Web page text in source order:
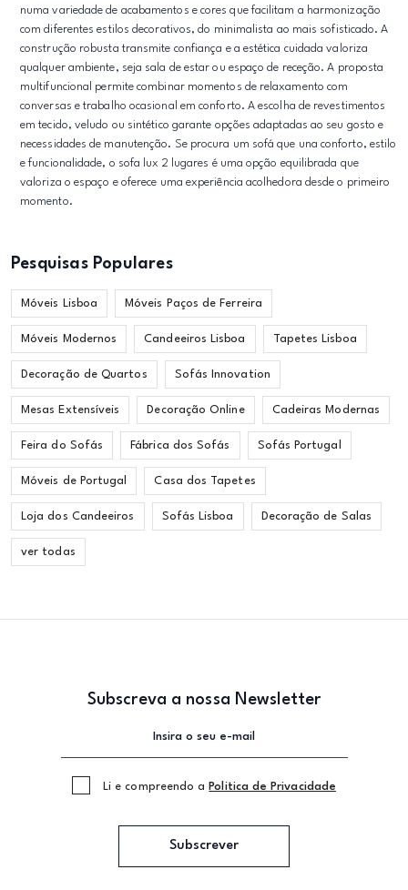
numa variedade de acabamentos e cores que facilitam a harmonização
com diferentes estilos decorativos, do minimalista ao mais sofisticado. A
construção robusta transmite confiança e a estética cuidada valoriza
qualquer ambiente, seja sala de estar ou espaço de receção. A proposta
multifuncional permite combinar momentos de relaxamento com
conversas e trabalho ocasional em conforto. A escolha de revestimentos
em tecido, veludo ou sintético garante opções adaptadas ao seu gosto e
necessidades de manutenção. Se procura um sofá que una conforto, estilo
e funcionalidade, o sofa lux 2 lugares é uma opção equilibrada que
valoriza o espaço e oferece uma experiência acolhedora desde o primeiro
momento.
Pesquisas Populares
Móveis Lisboa Móveis Paços de Ferreira
Móveis Modernos Candeeiros Lisboa Tapetes Lisboa
Decoração de Quartos Sofás Innovation
Mesas Extensíveis Decoração Online Cadeiras Modernas
Feira do Sofás Fábrica dos Sofás Sofás Portugal
Móveis de Portugal Casa dos Tapetes
Loja dos Candeeiros Sofás Lisboa Decoração de Salas
ver todas
Subscreva a nossa Newsletter
Li e compreendo a Politica de Privacidade
Subscrever